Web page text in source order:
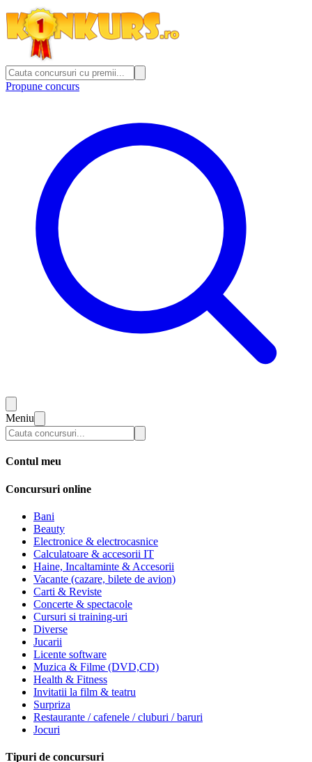
Propune concurs
Meniu
Contul meu
Concursuri online
Bani
Beauty
Electronice & electrocasnice
Calculatoare & accesorii IT
Haine, Incaltaminte & Accesorii
Vacante (cazare, bilete de avion)
Carti & Reviste
Concerte & spectacole
Cursuri si training-uri
Diverse
Jucarii
Licente software
Muzica & Filme (DVD,CD)
Health & Fitness
Invitatii la film & teatru
Surpriza
Restaurante / cafenele / cluburi / baruri
Jocuri
Tipuri de concursuri